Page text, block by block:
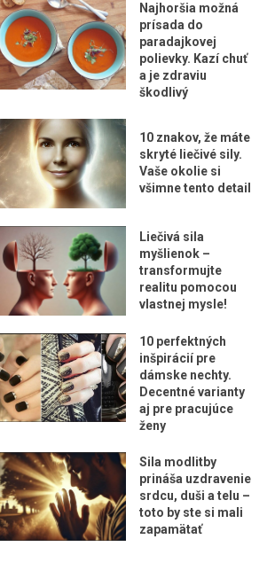
Najhoršia možná
prísada do
paradajkovej
polievky. Kazí chuť
a je zdraviu
škodlivý
10 znakov, že máte
skryté liečivé sily.
Vaše okolie si
všimne tento detail
Liečivá sila
myšlienok –
transformujte
realitu pomocou
vlastnej mysle!
10 perfektných
inšpirácií pre
dámske nechty.
Decentné varianty
aj pre pracujúce
ženy
Sila modlitby
prináša uzdravenie
srdcu, duši a telu –
toto by ste si mali
zapamätať